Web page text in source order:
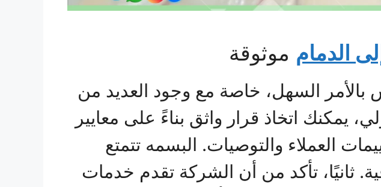
الدمام موثوقة
بالأمر السهل، خاصة مع وجود العديد من
اتخاذ قرار واثق بناءً على معايير
العملاء والتوصيات. البسمه تتمتع
ثانيًا، تأكد من أن الشركة تقدم خدمات